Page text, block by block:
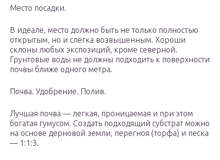
Место посадки.
В идеале, место должно быть не только полностью
открытым, но и слегка возвышенным. Хороши
склоны любых экспозиций, кроме северной.
Грунтовые воды не должны подходить к поверхности
почвы ближе одного метра.
Почва. Удобрение. Полив.
Лучшая почва — легкая, проницаемая и при этом
богатая гумусом. Создать подходящий субстрат можно
на основе дерновой земли, перегноя (торфа) и песка
— 1:1:3.